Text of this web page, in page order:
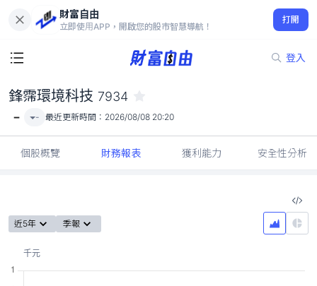
財富自由
立即使用APP，開啟您的股市智慧導航！
打開
登入
-
鋒霈環境科技 7934
- - 最近更新時間： 2026/08/08 20:20
個股概覽 財務報表 獲利能力 安全性分析
近5年 季報